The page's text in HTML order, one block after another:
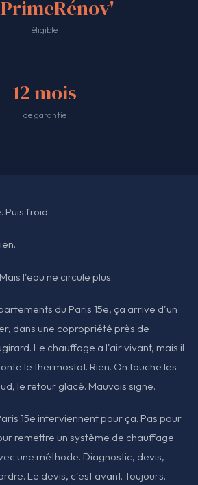
éligible
12 mois
de garantie
Puis froid.
l'eau ne circule plus.
du Paris 15e, ça arrive d'un
dans une copropriété près de
Le chauffage a l'air vivant, mais il
le thermostat. Rien. On touche les
le retour glacé. Mauvais signe.
15e interviennent pour ça. Pas pour
remettre un système de chauffage
une méthode. Diagnostic, devis,
Le devis, c'est avant. Toujours.